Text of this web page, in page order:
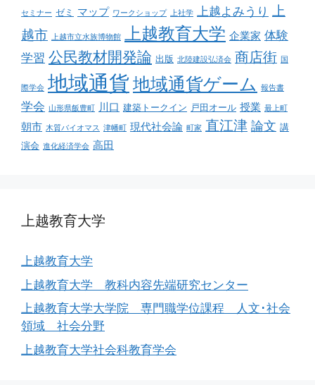
セミナー ゼミ マップ ワークショップ 上社学 上越よみうり 上
越市 上越市立水族博物館 上越教育大学 企業家 体験
学習 公民教材開発論 出版 北陸建設弘済会 商店街 国
際学会 地域通貨地域通貨ゲーム 報告書
学会 山形県飯豊町 川口 建築トークイン 戸田オール 授業 最上町
朝市 木質バイオマス 津幡町 現代社会論 町家 直江津 論文 講
演会 進化経済学会 高田
上越教育大学
上越教育大学
上越教育大学 教科内容先端研究センター
上越教育大学大学院 専門職学位課程 人文･社会
領域 社会分野
上越教育大学社会科教育学会